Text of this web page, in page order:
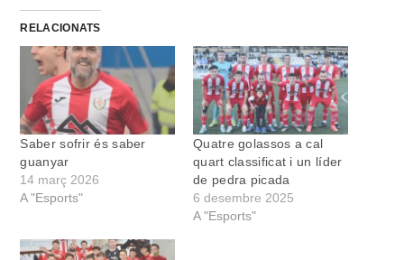
RELACIONATS
Saber sofrir és saber
guanyar
14 març 2026
A "Esports"
Quatre golassos a cal
quart classificat i un líder
de pedra picada
6 desembre 2025
A "Esports"